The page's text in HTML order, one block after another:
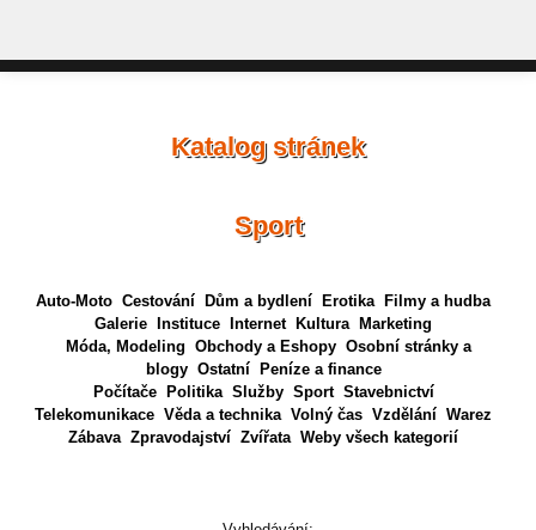
Katalog stránek
Sport
Auto-Moto Cestování Dům a bydlení Erotika
Filmy a hudba
Galerie
Instituce Internet Kultura
Marketing
Móda, Modeling Obchody a Eshopy Osobní stránky a
blogy Ostatní
Peníze a finance
Počítače
Politika Služby Sport Stavebnictví
Telekomunikace Věda a technika Volný čas Vzdělání Warez
Zábava Zpravodajství Zvířata Weby všech kategorií